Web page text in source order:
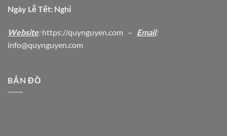
Ngày Lễ Tết: Nghỉ
Website:https://quynguyen.com – Email:
info@quynguyen.com
BẢN ĐỒ